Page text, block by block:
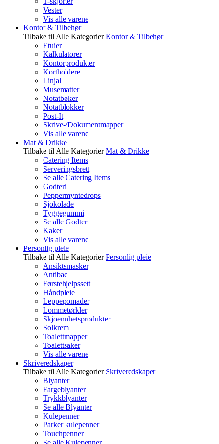
Vester
Vis alle varene
Kontor & Tilbehør
Tilbake til Alle Kategorier Kontor & Tilbehør
Etuier
Kalkulatorer
Kontorprodukter
Kortholdere
Linjal
Musematter
Notatbøker
Notatblokker
Post-It
Skrive-/Dokumentmapper
Vis alle varene
Mat & Drikke
Tilbake til Alle Kategorier Mat & Drikke
Catering Items
Serveringsbrett
Se alle Catering Items
Godteri
Peppermyntedrops
Sjokolade
Tyggegummi
Se alle Godteri
Kaker
Vis alle varene
Personlig pleie
Tilbake til Alle Kategorier Personlig pleie
Ansiktsmasker
Antibac
Førstehjelpssett
Håndpleie
Leppepomader
Lommetørkler
Skjoennhetsprodukter
Solkrem
Toalettmapper
Toalettsaker
Vis alle varene
Skriveredskaper
Tilbake til Alle Kategorier Skriveredskaper
Blyanter
Fargeblyanter
Trykkblyanter
Se alle Blyanter
Kulepenner
Parker kulepenner
Touchpenner
Se alle Kulepenner